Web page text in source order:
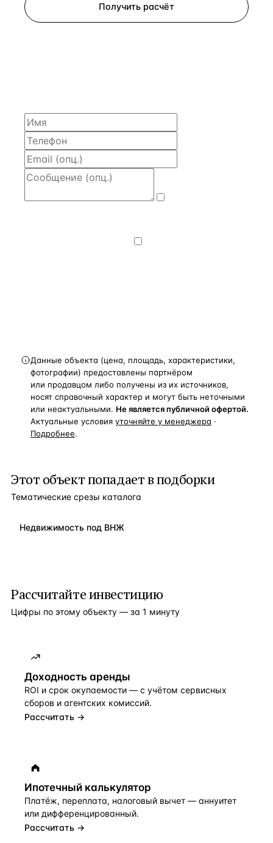
Получить расчёт
Данные объекта (цена, площадь, характеристики,
фотографии) предоставлены партнёром
или продавцом либо получены из их источников,
носят справочный характер и могут быть неточными
или неактуальными. Не является публичной офертой.
Актуальные условия уточняйте у менеджера ·
Подробнее.
Этот объект попадает в подборки
Тематические срезы каталога
Недвижимость под ВНЖ
Рассчитайте инвестицию
Цифры по этому объекту — за 1 минуту
Доходность аренды
ROI и срок окупаемости — с учётом сервисных
сборов и агентских комиссий.
Рассчитать →
Ипотечный калькулятор
Платёж, переплата, налоговый вычет — аннуитет
или дифференцированный.
Рассчитать →